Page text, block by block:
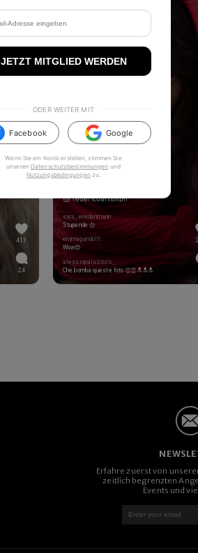
411
24
federicoartioliph
sara_wiedenmann
Stupende 😍
emmagandolfi
Wow😍
alessiopalazzolo._
Che bomba queste foto 👏👏🔝🔝🔝
Erfahre zuerst von
zeitlich begrenzten
Events und
JETZT MITGLIED WERDEN
ODER WEITER MIT
Facebook Google
Wenn Sie ein Konto erstellen, stimmen Sie
unseren Datenschutzbestimmungen und
Nutzungsbedingungen zu.